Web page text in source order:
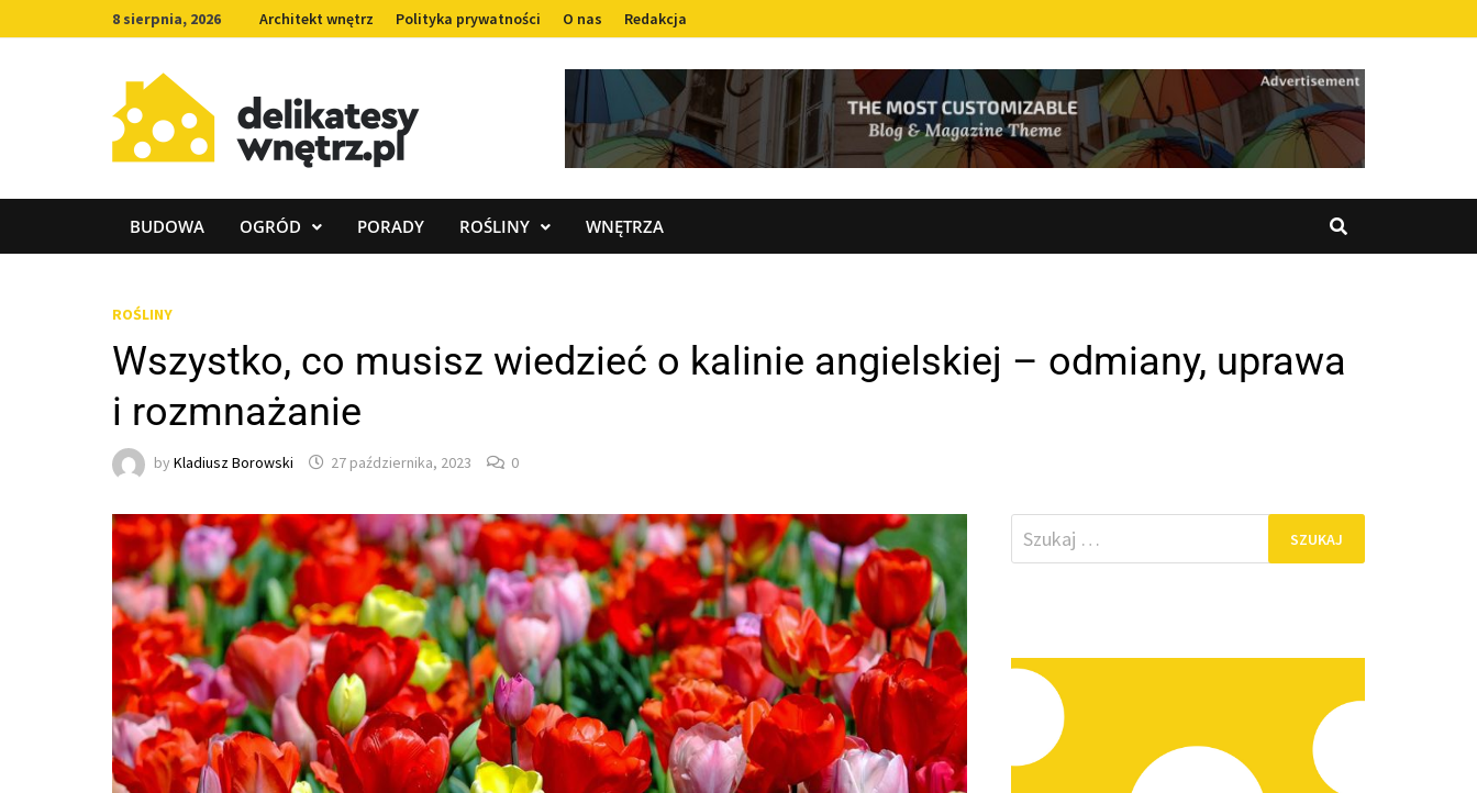
to
8 sierpnia, 2026 Architekt wnętrz Polityka prywatności O nas Redakcja
BUDOWA OGRÓD PORADY ROŚLINY WNĘTRZA
ROŚLINY
Wszystko, co musisz wiedzieć o kalinie angielskiej – odmiany, uprawa
i rozmnażanie
by Kladiusz Borowski 27 października, 2023 0
Szukaj: